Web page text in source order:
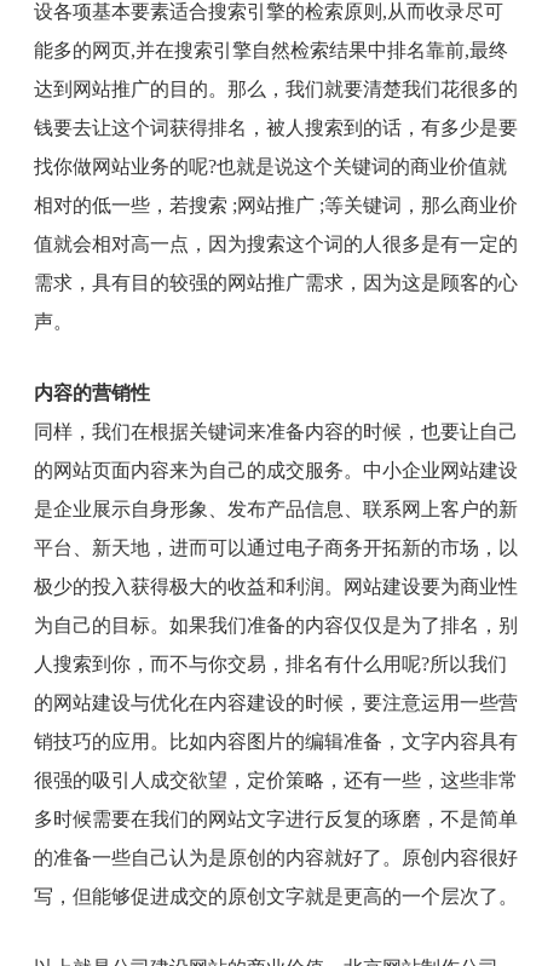
设各项基本要素适合搜索引擎的检索原则 ,从而收录尽可
能多的网页,并在搜索引擎自然检索结果中排名靠前,最终
达到网站推广的目的。那么，我们就要清楚我们花很多的
钱要去让这个词获得排名，被人搜索到的话，有多少是要
找你做网站业务的呢?也就是说这个关键词的商业价值就
相对的低一些，若搜索 ;网站推广;等关键词，那么商业价
值就会相对高一点，因为搜索这个词的人很多是有一定的
需求，具有目的较强的网站推广需求，因为这是顾客的心
声。
内容的营销性
同样，我们在根据关键词来准备内容的时候，也要让自己
的网站页面内容来为自己的成交服务。中小企业网站建设
是企业展示自身形象、发布产品信息、联系网上客户的新
平台、新天地，进而可以通过电子商务开拓新的市场，以
极少的投入获得极大的收益和利润。网站建设要为商业性
为自己的目标。如果我们准备的内容仅仅是为了排名，别
人搜索到你，而不与你交易，排名有什么用呢?所以我们
的网站建设与优化在内容建设的时候，要注意运用一些营
销技巧的应用。比如内容图片的编辑准备，文字内容具有
很强的吸引人成交欲望，定价策略，还有一些，这些非常
多时候需要在我们的网站文字进行反复的琢磨，不是简单
的准备一些自己认为是原创的内容就好了。原创内容很好
写，但能够促进成交的原创文字就是更高的一个层次了。